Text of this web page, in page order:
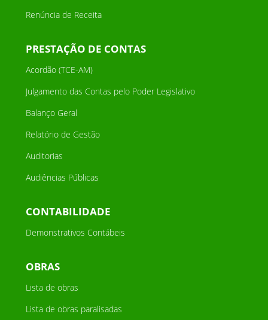
Renúncia de Receita
PRESTAÇÃO DE CONTAS
Acordão (TCE-AM)
Julgamento das Contas pelo Poder Legislativo
Balanço Geral
Relatório de Gestão
Auditorias
Audiências Públicas
CONTABILIDADE
Demonstrativos Contábeis
OBRAS
Lista de obras
Lista de obras paralisadas